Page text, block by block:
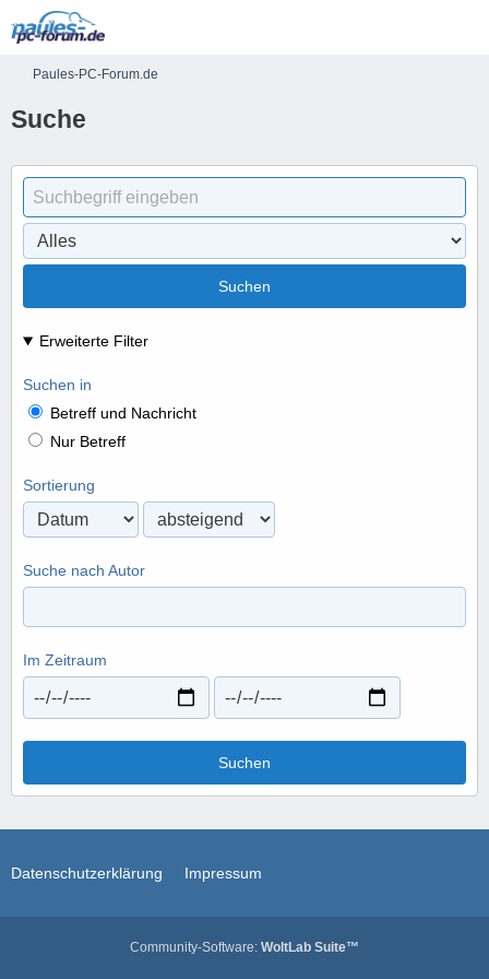
Paules-PC-Forum.de
Suche
Suchen
Erweiterte Filter
Suchen in
Betreff und Nachricht
Nur Betreff
Sortierung
Suche nach Autor
Im Zeitraum
Suchen
Datenschutzerklärung Impressum
Community-Software: WoltLab Suite™